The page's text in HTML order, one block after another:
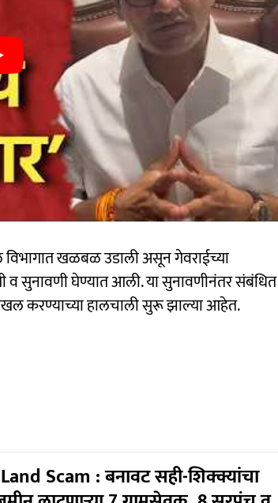
विभागात खळबळ उडाली असून गेवराईच्या
सुनावणी घेण्यात आली. या सुनावणीनंतर संबंधित
करण्याच्या हालचाली सुरू झाल्या आहेत.
Scam : बनावट सही-शिक्क्यांचा